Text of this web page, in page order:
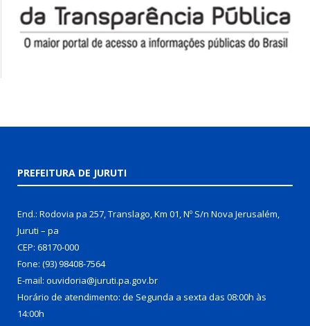
PREFEITURA DE JURUTI
End.: Rodovia pa 257, Translago, Km 01, Nº S/n Nova Jerusalém,
Juruti – pa
CEP: 68170-000
Fone: (93) 98408-7564
E-mail: ouvidoria@juruti.pa.gov.br
Horário de atendimento: de Segunda a sexta das 08:00h às
14:00h